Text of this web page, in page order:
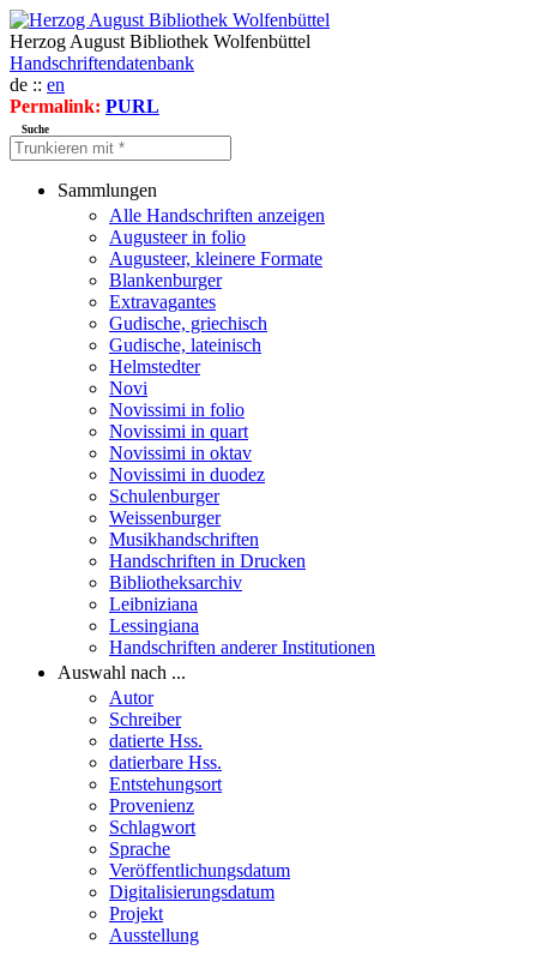
Herzog August Bibliothek Wolfenbüttel
Handschriftendatenbank
de :: en
Permalink: PURL
Suche
Sammlungen
Alle Handschriften anzeigen
Augusteer in folio
Augusteer, kleinere Formate
Blankenburger
Extravagantes
Gudische, griechisch
Gudische, lateinisch
Helmstedter
Novi
Novissimi in folio
Novissimi in quart
Novissimi in oktav
Novissimi in duodez
Schulenburger
Weissenburger
Musikhandschriften
Handschriften in Drucken
Bibliotheksarchiv
Leibniziana
Lessingiana
Handschriften anderer Institutionen
Auswahl nach ...
Autor
Schreiber
datierte Hss.
datierbare Hss.
Entstehungsort
Provenienz
Schlagwort
Sprache
Veröffentlichungsdatum
Digitalisierungsdatum
Projekt
Ausstellung